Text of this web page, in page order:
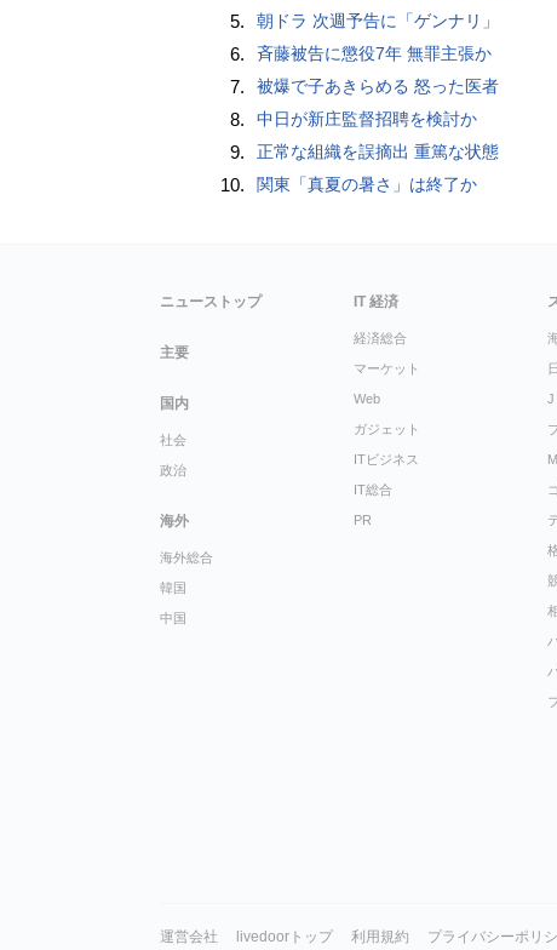
5. 朝ドラ 次週予告に「ゲンナリ」
6. 斉藤被告に懲役7年 無罪主張か
7. 被爆で子あきらめる 怒った医者
8. 中日が新庄監督招聘を検討か
9. 正常な組織を誤摘出 重篤な状態
10. 関東「真夏の暑さ」は終了か
ニューストップ
主要
国内
社会
政治
海外
海外総合
韓国
中国
IT 経済
経済総合
マーケット
Web
ガジェット
ITビジネス
IT総合
PR
J
運営会社 livedoorトップ 利用規約 プライバシーポリ